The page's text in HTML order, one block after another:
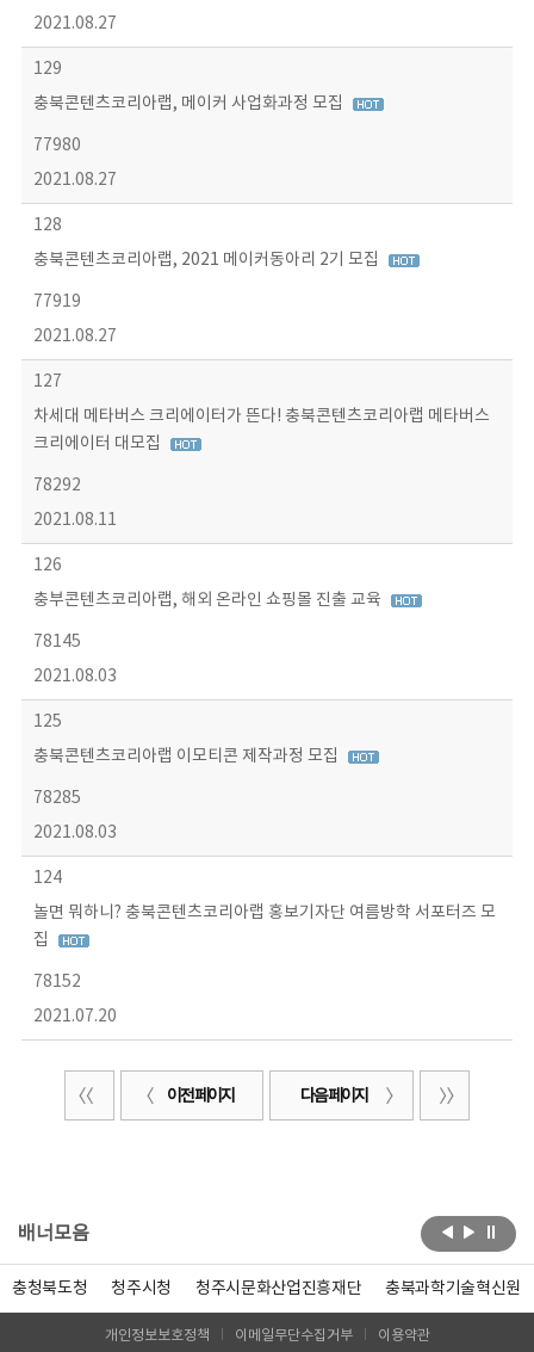
2021.08.27
129
충북콘텐츠코리아랩, 메이커 사업화과정 모집
77980
2021.08.27
128
충북콘텐츠코리아랩, 2021 메이커동아리 2기 모집
77919
2021.08.27
127
차세대 메타버스 크리에이터가 뜬다! 충북콘텐츠코리아랩 메타버스
크리에이터 대모집
78292
2021.08.11
126
충부콘텐츠코리아랩, 해외 온라인 쇼핑몰 진출 교육
78145
2021.08.03
125
충북콘텐츠코리아랩 이모티콘 제작과정 모집
78285
2021.08.03
124
놀면 뭐하니? 충북콘텐츠코리아랩 홍보기자단 여름방학 서포터즈 모
집
78152
2021.07.20
이전 페이지 다음 페이지
배너모음
충청북도청 청주시청 청주시문화산업진흥재단 충북과학기술혁신원
개인정보보호정책 이메일무단수집거부 이용약관